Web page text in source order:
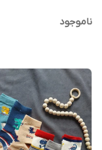
ناموجود